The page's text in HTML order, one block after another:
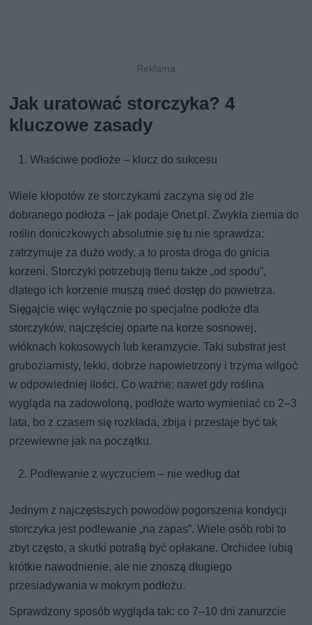
Jak uratować storczyka? 4
kluczowe zasady
Właściwe podłoże – klucz do sukcesu
Wiele kłopotów ze storczykami zaczyna się od źle
dobranego podłoża – jak podaje Onet.pl. Zwykła ziemia do
roślin doniczkowych absolutnie się tu nie sprawdza:
zatrzymuje za dużo wody, a to prosta droga do gnicia
korzeni. Storczyki potrzebują tlenu także „od spodu”,
dlatego ich korzenie muszą mieć dostęp do powietrza.
Sięgajcie więc wyłącznie po specjalne podłoże dla
storczyków, najczęściej oparte na korze sosnowej,
włóknach kokosowych lub keramzycie. Taki substrat jest
gruboziarnisty, lekki, dobrze napowietrzony i trzyma wilgoć
w odpowiedniej ilości. Co ważne: nawet gdy roślina
wygląda na zadowoloną, podłoże warto wymieniać co 2–3
lata, bo z czasem się rozkłada, zbija i przestaje być tak
przewiewne jak na początku.
Podlewanie z wyczuciem – nie według dat
Jednym z najczęstszych powodów pogorszenia kondycji
storczyka jest podlewanie „na zapas”. Wiele osób robi to
zbyt często, a skutki potrafią być opłakane. Orchidee lubią
krótkie nawodnienie, ale nie znoszą długiego
przesiadywania w mokrym podłożu.
Sprawdzony sposób wygląda tak: co 7–10 dni zanurzcie